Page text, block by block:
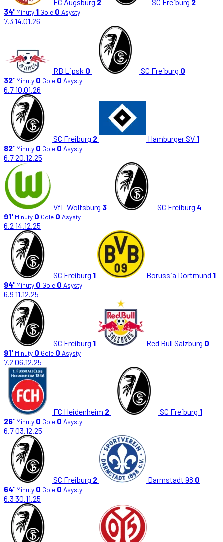
FC Augsburg 2 SC Freiburg 2
34' Minuty 1 Gole 0 Asysty
7.3 14.01.26
RB Lipsk 0 SC Freiburg 0
32' Minuty 0 Gole 0 Asysty
6.710.01.26
SC Freiburg 2 Hamburger SV 1
82' Minuty 0 Gole 0 Asysty
6.720.12.25
VfL Wolfsburg 3 SC Freiburg 4
91' Minuty 0 Gole 0 Asysty
6.2 14.12.25
SC Freiburg 1 Borussia Dortmund 1
94' Minuty 0 Gole 0 Asysty
6.9 11.12.25
SC Freiburg 1 Red Bull Salzburg 0
91' Minuty 0 Gole 0 Asysty
7.2 06.12.25
FC Heidenheim 2 SC Freiburg 1
26' Minuty 0 Gole 0 Asysty
6.703.12.25
SC Freiburg 2 Darmstadt 98 0
64' Minuty 0 Gole 0 Asysty
6.3 30.11.25